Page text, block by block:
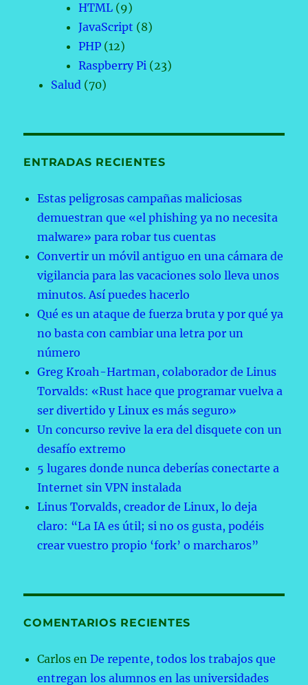
HTML (9)
JavaScript (8)
PHP (12)
Raspberry Pi (23)
Salud (70)
ENTRADAS RECIENTES
Estas peligrosas campañas maliciosas
demuestran que «el phishing ya no necesita
malware» para robar tus cuentas
Convertir un móvil antiguo en una cámara de
vigilancia para las vacaciones solo lleva unos
minutos. Así puedes hacerlo
Qué es un ataque de fuerza bruta y por qué ya
no basta con cambiar una letra por un
número
Greg Kroah-Hartman, colaborador de Linus
Torvalds: «Rust hace que programar vuelva a
ser divertido y Linux es más seguro»
Un concurso revive la era del disquete con un
desafío extremo
5 lugares donde nunca deberías conectarte a
Internet sin VPN instalada
Linus Torvalds, creador de Linux, lo deja
claro: “La IA es útil; si no os gusta, podéis
crear vuestro propio ‘fork’ o marcharos”
COMENTARIOS RECIENTES
Carlos enDe repente, todos los trabajos que
entregan los alumnos en las universidades